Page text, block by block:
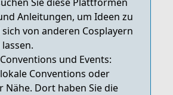
Anleitungen, um Ideen zu
von anderen Cosplayern
und Events:
Conventions oder
Nähe. Dort haben Sie die